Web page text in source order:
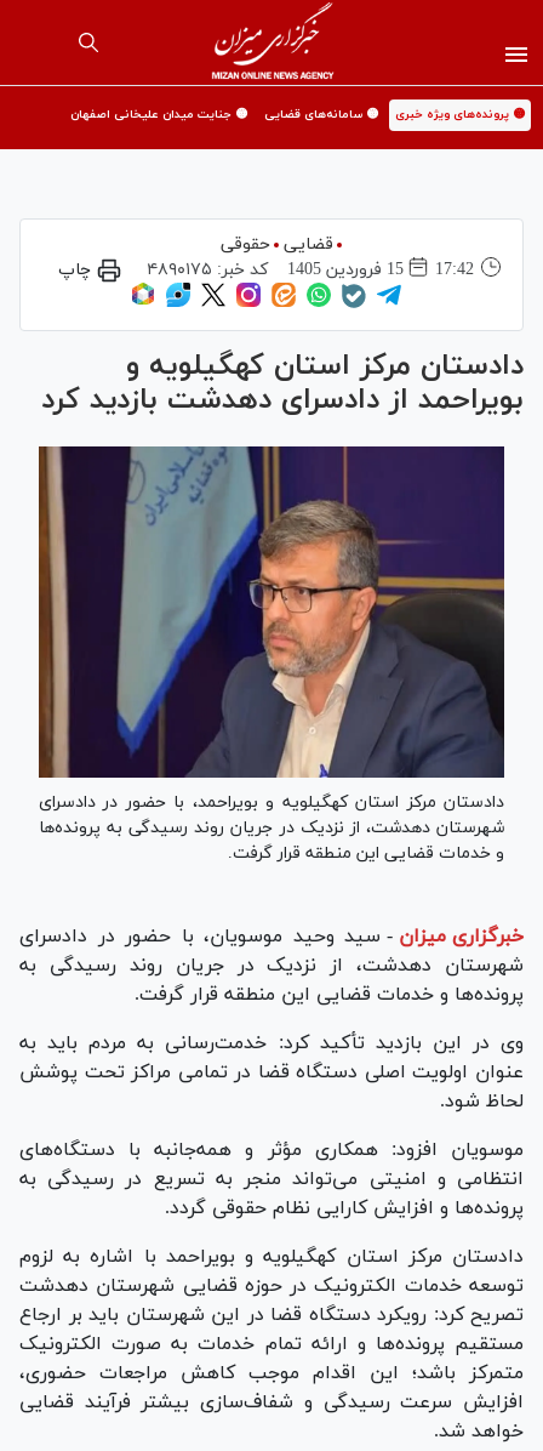
🟡 پرونده‌های ویژه خبری 🟡 سامانه‌های قضایی 🟡 جنایت میدان علیخانی اصفهان
قضایی حقوقی
17:42
15 فروردين 1405 کد خبر: ۴۸۹۰۱۷۵ چاپ
دادستان مرکز استان کهگیلویه و
بویراحمد از دادسرای دهدشت بازدید کرد
دادستان مرکز استان کهگیلویه و بویراحمد، با حضور در دادسرای
شهرستان دهدشت، از نزدیک در جریان روند رسیدگی به پرونده‌ها
و خدمات قضایی این منطقه قرار گرفت.
خبرگزاری میزان - سید وحید موسویان، با حضور در دادسرای
شهرستان دهدشت، از نزدیک در جریان روند رسیدگی به
پرونده‌ها و خدمات قضایی این منطقه قرار گرفت.
وی در این بازدید تأکید کرد: خدمت‌رسانی به مردم باید به
عنوان اولویت اصلی دستگاه قضا در تمامی مراکز تحت پوشش
لحاظ شود.
موسویان افزود: همکاری مؤثر و همه‌جانبه با دستگاه‌های
انتظامی و امنیتی می‌تواند منجر به تسریع در رسیدگی به
پرونده‌ها و افزایش کارایی نظام حقوقی گردد.
دادستان مرکز استان کهگیلویه و بویراحمد با اشاره به لزوم
توسعه خدمات الکترونیک در حوزه قضایی شهرستان دهدشت
تصریح کرد: رویکرد دستگاه قضا در این شهرستان باید بر ارجاع
مستقیم پرونده‌ها و ارائه تمام خدمات به صورت الکترونیک
متمرکز باشد؛ این اقدام موجب کاهش مراجعات حضوری،
افزایش سرعت رسیدگی و شفاف‌سازی بیشتر فرآیند قضایی
خواهد شد.